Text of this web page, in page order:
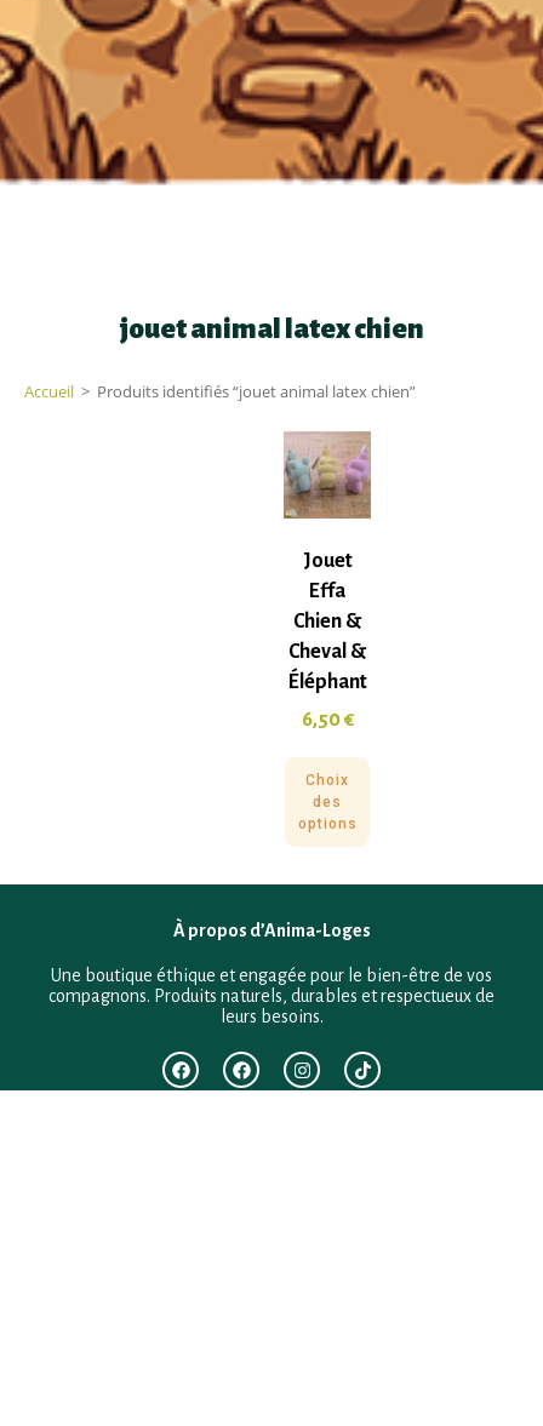
jouet animal latex chien
Accueil > Produits identifiés “jouet animal latex chien”
Jouet
Effa
Chien &
Cheval &
Éléphant
6,50€
Choix
des
options
À propos d’Anima-Loges
Une boutique éthique et engagée pour le bien-être de vos
compagnons. Produits naturels, durables et respectueux de
leurs besoins.